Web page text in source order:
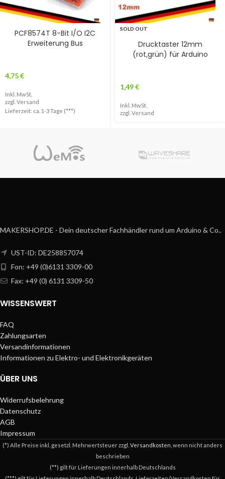
PCF8574T 8-Bit I/O I2C
Erweiterung Bus
4,75€
Inkl. MwSt.
zzgl. Versand
Lieferzeit: ca. 1-3 Tage (***)
SOLD OUT
Drucktaster 12mm
(rot,grün) für Arduino
1,49€
Inkl. MwSt.
zzgl. Versand
MAKERSHOP.DE - Dein deutscher Fachhändler rund um Arduino & Co..
UST-ID: DE258857074
Fon: +49 (0)6131 3309-00
Fax: +49 (0) 6131 3309-50
WISSENSWERT
FAQ
Zahlungsarten
Versandinformationen
Informationen zu Elektro- und Elektronikgeräten
ÜBER UNS
Widerrufsbelehrung
Datenschutz
AGB
Impressum
(*) Alle Preise inkl. gesetzl. Mehrwertsteuer zzgl. Versandkosten , wenn nicht anders
beschrieben
(**) gilt für Lieferungen innerhalb Deutschlands